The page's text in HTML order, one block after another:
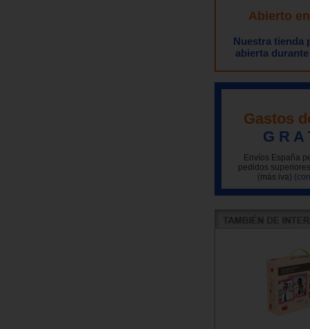
Abierto
Nuestra tienda
abierta
Gastos
G R A
Envíos España
pedidos
(más iva)